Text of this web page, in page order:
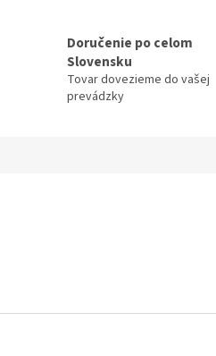
Doručenie po celom
Slovensku
Tovar dovezieme do vašej
prevádzky